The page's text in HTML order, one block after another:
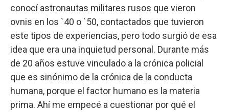
conocí astronautas militares rusos que vieron
ovnis en los `40 o `50, contactados que tuvieron
este tipos de experiencias, pero todo surgió de esa
idea que era una inquietud personal. Durante más
de 20 años estuve vinculado a la crónica policial
que es sinónimo de la crónica de la conducta
humana, porque el factor humano es la materia
prima. Ahí me empecé a cuestionar por qué el